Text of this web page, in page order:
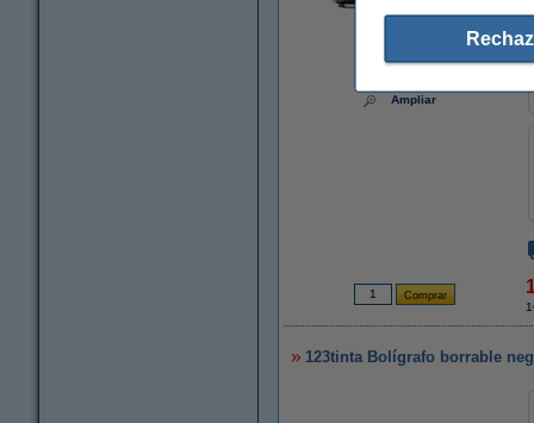
Ampliar
123tinta Bolígrafo borrable